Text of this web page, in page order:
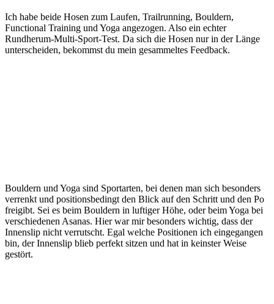
Ich habe beide Hosen zum Laufen, Trailrunning, Bouldern,
Functional Training und Yoga angezogen. Also ein echter
Rundherum-Multi-Sport-Test. Da sich die Hosen nur in der Länge
unterscheiden, bekommst du mein gesammeltes Feedback.
Bouldern und Yoga sind Sportarten, bei denen man sich besonders
verrenkt und positionsbedingt den Blick auf den Schritt und den Po
freigibt. Sei es beim Bouldern in luftiger Höhe, oder beim Yoga bei
verschiedenen Asanas. Hier war mir besonders wichtig, dass der
Innenslip nicht verrutscht. Egal welche Positionen ich eingegangen
bin, der Innenslip blieb perfekt sitzen und hat in keinster Weise
gestört.